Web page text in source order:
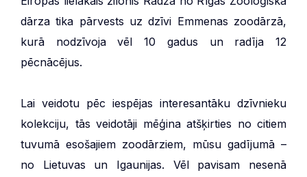
dārza tika pārvests uz dzīvi Emmenas zoodārzā,
kurā nodzīvoja vēl 10 gadus un radīja 12
pēcnācējus.
Lai veidotu pēc iespējas interesantāku dzīvnieku
kolekciju, tās veidotāji mēģina atšķirties no citiem
tuvumā esošajiem zoodārziem, mūsu gadījumā –
no Lietuvas un Igaunijas. Vēl pavisam nesenā